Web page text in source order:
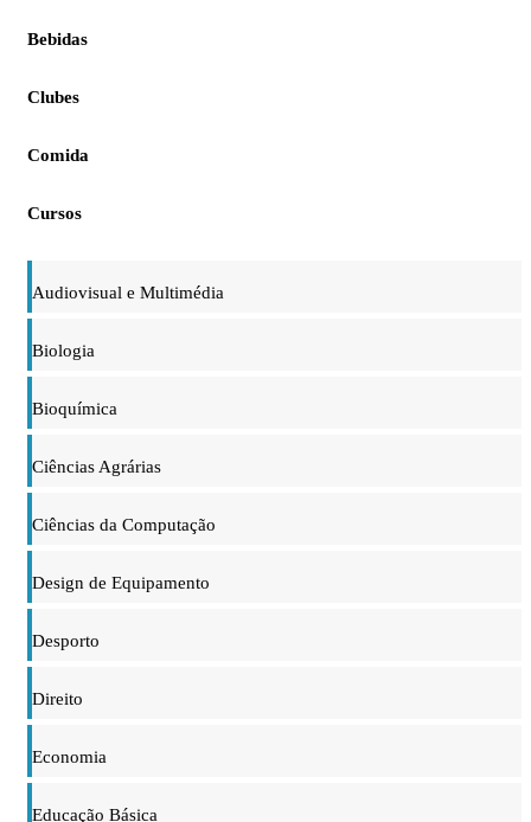
Bebidas
Clubes
Comida
Cursos
Audiovisual e Multimédia
Biologia
Bioquímica
Ciências Agrárias
Ciências da Computação
Design de Equipamento
Desporto
Direito
Economia
Educação Básica